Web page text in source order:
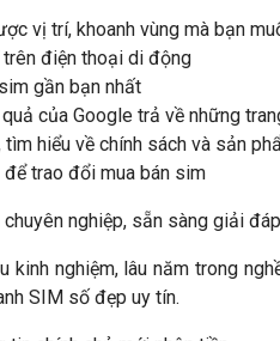
vị trí, khoanh vùng mà bạn
điện thoại di động
gần bạn nhất
của Google trả về những
hiểu về chính sách và sản
trao đổi mua bán sim
nghiệp, sẵn sàng giải
nghiệm, lâu năm trong
SIM số đẹp uy tín.